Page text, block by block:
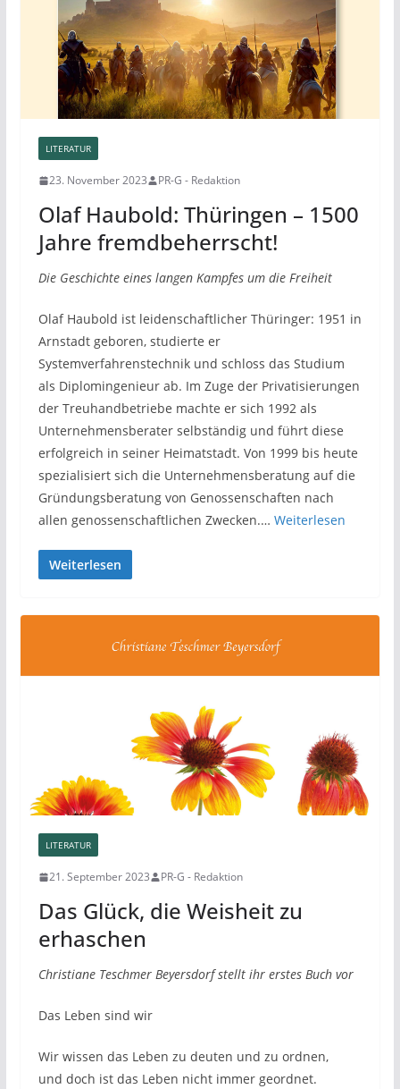
LITERATUR
23. November 2023 PR-G - Redaktion
Olaf Haubold: Thüringen – 1500
Jahre fremdbeherrscht!
Die Geschichte eines langen Kampfes um die Freiheit
Olaf Haubold ist leidenschaftlicher Thüringer: 1951 in
Arnstadt geboren, studierte er
Systemverfahrenstechnik und schloss das Studium
als Diplomingenieur ab. Im Zuge der Privatisierungen
der Treuhandbetriebe machte er sich 1992 als
Unternehmensberater selbständig und führt diese
erfolgreich in seiner Heimatstadt. Von 1999 bis heute
spezialisiert sich die Unternehmensberatung auf die
Gründungsberatung von Genossenschaften nach
allen genossenschaftlichen Zwecken.… Weiterlesen
Weiterlesen
LITERATUR
21. September 2023 PR-G - Redaktion
Das Glück, die Weisheit zu
erhaschen
Christiane Teschmer Beyersdorf stellt ihr erstes Buch vor
Das Leben sind wir
Wir wissen das Leben zu deuten und zu ordnen,
und doch ist das Leben nicht immer geordnet.